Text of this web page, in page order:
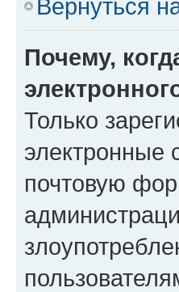
Вернуться
Почему,
Только
электронные
почтовую